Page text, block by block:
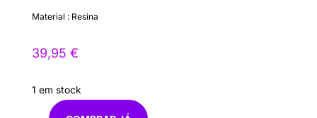
Material : Resina
39,95 €
1 em stock